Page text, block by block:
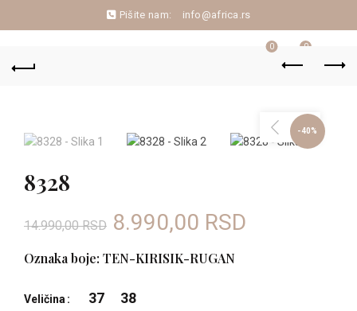
Pišite nam: info@africa.rs
0 0
-40%
8328
14.990,00RSD Originalna
cena
je
8.990,00 RSD
Oznaka boje: TEN-KIRISIK-RUGAN
Veličina 37 38